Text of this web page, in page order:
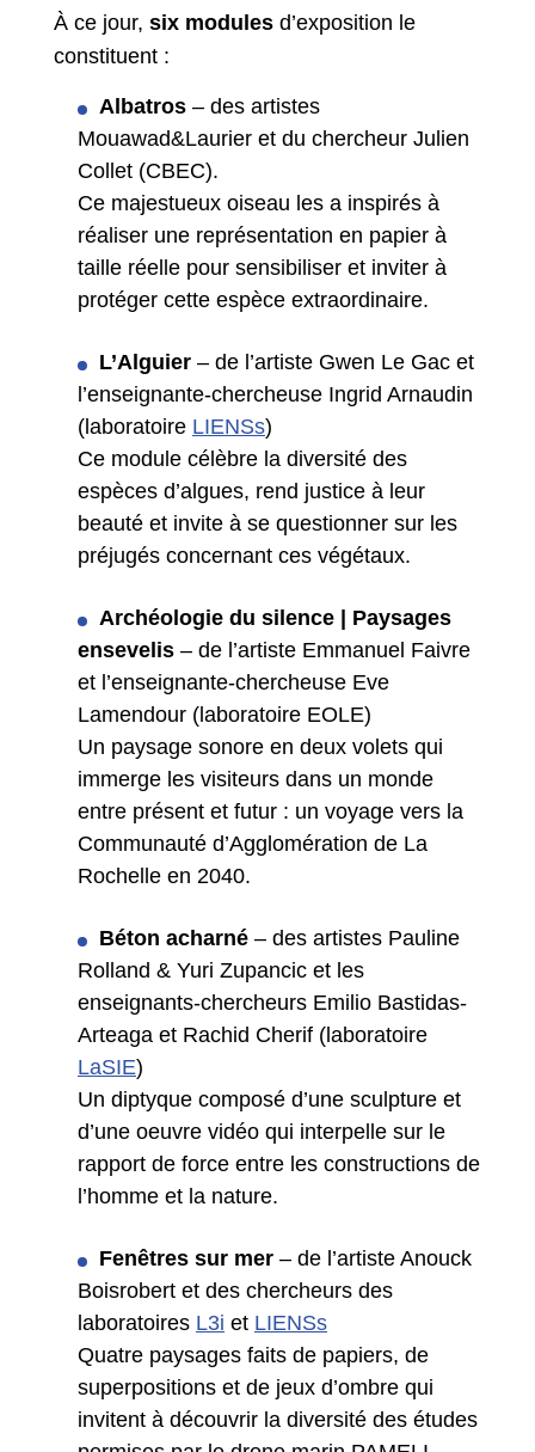
À ce jour, six modules d’exposition le
constituent :
Albatros – des artistes
Mouawad&Laurier et du chercheur Julien
Collet (CBEC).
Ce majestueux oiseau les a inspirés à
réaliser une représentation en papier à
taille réelle pour sensibiliser et inviter à
protéger cette espèce extraordinaire.
L’Alguier – de l’artiste Gwen Le Gac et
l’enseignante-chercheuse Ingrid Arnaudin
(laboratoire LIENSs)
Ce module célèbre la diversité des
espèces d’algues, rend justice à leur
beauté et invite à se questionner sur les
préjugés concernant ces végétaux.
Archéologie du silence | Paysages
ensevelis – de l’artiste Emmanuel Faivre
et l’enseignante-chercheuse Eve
Lamendour (laboratoire EOLE)
Un paysage sonore en deux volets qui
immerge les visiteurs dans un monde
entre présent et futur : un voyage vers la
Communauté d’Agglomération de La
Rochelle en 2040.
Béton acharné – des artistes Pauline
Rolland & Yuri Zupancic et les
enseignants-chercheurs Emilio Bastidas-
Arteaga et Rachid Cherif (laboratoire
LaSIE)
Un diptyque composé d’une sculpture et
d’une oeuvre vidéo qui interpelle sur le
rapport de force entre les constructions de
l’homme et la nature.
Fenêtres sur mer – de l’artiste Anouck
Boisrobert et des chercheurs des
laboratoires L3i et LIENSs
Quatre paysages faits de papiers, de
superpositions et de jeux d’ombre qui
invitent à découvrir la diversité des études